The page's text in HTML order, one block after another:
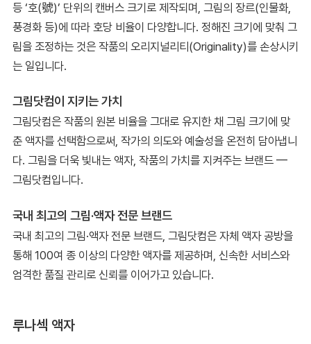
등 ‘호(號)’ 단위의 캔버스 크기로 제작되며, 그림의 장르(인물화,
풍경화 등)에 따라 호당 비율이 다양합니다. 정해진 크기에 맞춰 그
림을 조정하는 것은 작품의 오리지널리티(Originality)를 손상시키
는 일입니다.
그림닷컴이 지키는 가치
그림닷컴은 작품의 원본 비율을 그대로 유지한 채 그림 크기에 맞
춘 액자를 선택함으로써, 작가의 의도와 예술성을 온전히 담아냅니
다. 그림을 더욱 빛내는 액자, 작품의 가치를 지켜주는 브랜드 —
그림닷컴입니다.
국내 최고의 그림·액자 전문 브랜드
국내 최고의 그림·액자 전문 브랜드, 그림닷컴은 자체 액자 공방을
통해 100여 종 이상의 다양한 액자를 제공하며, 신속한 서비스와
엄격한 품질 관리로 신뢰를 이어가고 있습니다.
루나섹 액자